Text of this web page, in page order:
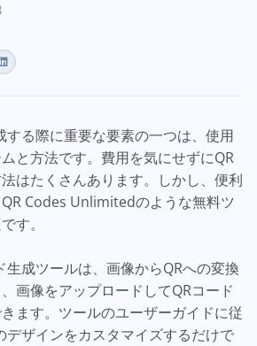
する際に重要な要素の一つは、使用
と方法です。費用を気にせずにQR
はたくさんあります。しかし、便利
Codes Unlimitedのような無料ツ
す。
生成ツールは、画像からQRへの変換
画像をアップロードしてQRコード
ます。ツールのユーザーガイドに従
デザインをカスタマイズするだけで